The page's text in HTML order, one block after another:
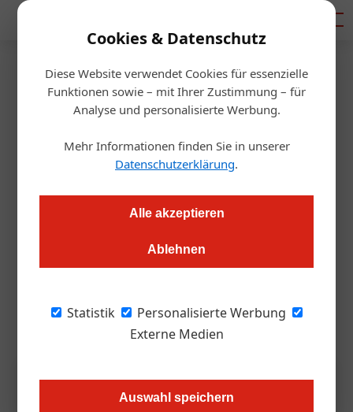
Cookies & Datenschutz
Diese Website verwendet Cookies für essenzielle
Funktionen sowie – mit Ihrer Zustimmung – für
Analyse und personalisierte Werbung.
Mehr Informationen finden Sie in unserer
Datenschutzerklärung.
Alle akzeptieren
Ablehnen
Statistik
Personalisierte Werbung
Externe Medien
Auswahl speichern
Startseite/Allgemein
Slowenische Hospitality-
Gruppe baut Österreich-
Präsenz aus
Eventdestination in der Alpen-Adria-Region.